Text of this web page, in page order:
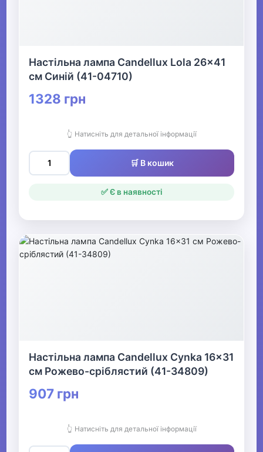
Настільна лампа Candellux Lola 26x41
см Синій (41-04710)
1328 грн
👆 Натисніть для детальної інформації
🛒 В кошик
✅ Є в наявності
Настільна лампа Candellux Cynka 16x31
см Рожево-сріблястий (41-34809)
907 грн
👆 Натисніть для детальної інформації